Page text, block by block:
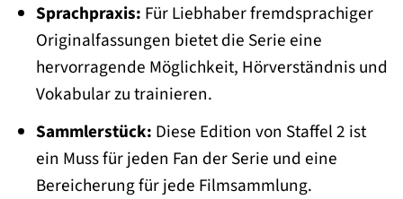
Sprachpraxis: Für Liebhaber fremdsprachiger
Originalfassungen bietet die Serie eine
hervorragende Möglichkeit, Hörverständnis und
Vokabular zu trainieren.
Sammlerstück: Diese Edition von Staffel 2 ist
ein Muss für jeden Fan der Serie und eine
Bereicherung für jede Filmsammlung.